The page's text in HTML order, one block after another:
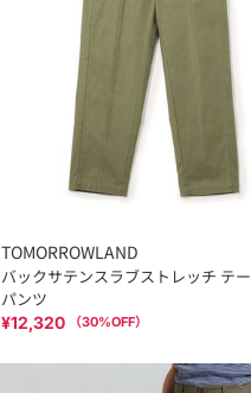
TOMORROWLAND
バックサテンスラブストレッチ テ
パンツ
¥12,320 （30%OFF）